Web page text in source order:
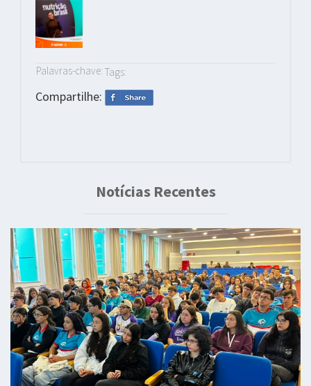
Palavras-chave: Tags:
Compartilhe:
Notícias Recentes